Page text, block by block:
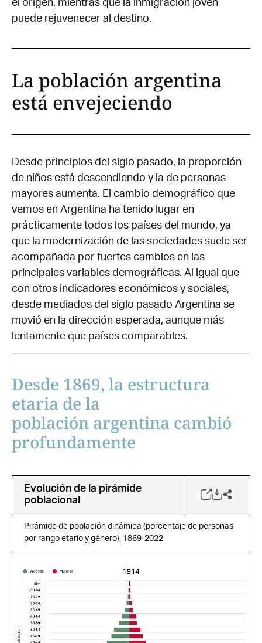
el origen, mientras que la inmigración joven
puede rejuvenecer al destino.
La población argentina
está envejeciendo
Desde principios del siglo pasado, la proporción
de niños está descendiendo y la de personas
mayores aumenta. El cambio demográfico que
vemos en Argentina ha tenido lugar en
prácticamente todos los países del mundo, ya
que la modernización de las sociedades suele ser
acompañada por fuertes cambios en las
principales variables demográficas. Al igual que
con otros indicadores económicos y sociales,
desde mediados del siglo pasado Argentina se
movió en la dirección esperada, aunque más
lentamente que países comparables.
Desde 1869, la estructura
etaria de la
población argentina cambió
profundamente
Evolución de la pirámide
poblacional
Pirámide de población dinámica (porcentaje de personas
por rango etario y género), 1869-2022